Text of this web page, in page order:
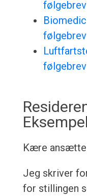
følgebrev
følgebrev
følgebrev
Kære
Jeg skriver
for stillingen